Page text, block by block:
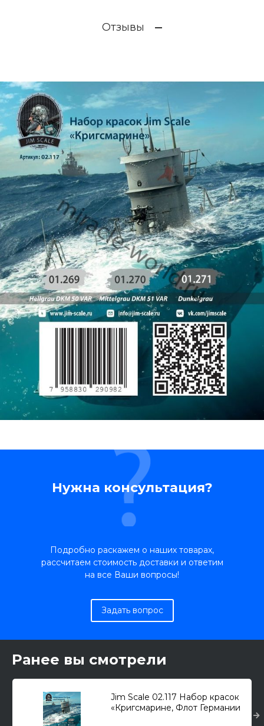
Отзывы
Нужна консультация?
Подробно раскажем о наших товарах,
рассчитаем стоимость доставки и ответим
на все Ваши вопросы!
Задать вопрос
Ранее вы смотрели
Jim Scale 02.117 Набор красок
«Кригсмарине, Флот Германии